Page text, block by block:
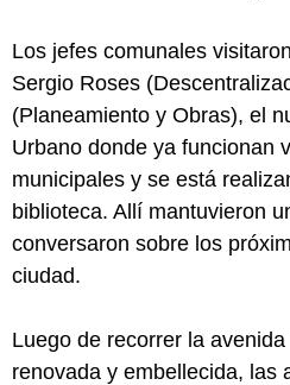
Los jefes comunales
Sergio Roses
(Planeamiento y Obras), el
Urbano donde ya funcionan
municipales y se está
biblioteca. Allí mantuvieron
conversaron sobre los
ciudad.
Luego de recorrer la
renovada y embellecida, las